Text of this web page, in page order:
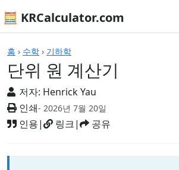
🧮 KRCalculator.com
홈 › 수학 › 기하학
단위 원 계산기
저자: Henrick Yau
인쇄- 2026년 7월 20일
인용| 링크| 공유
계산기